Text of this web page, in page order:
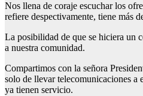
Nos llena de coraje escuchar los
refiere despectivamente, tiene más
La posibilidad de que se hiciera un
a nuestra comunidad.
Compartimos con la señora
solo de llevar telecomunicaciones a
ya tienen servicio.